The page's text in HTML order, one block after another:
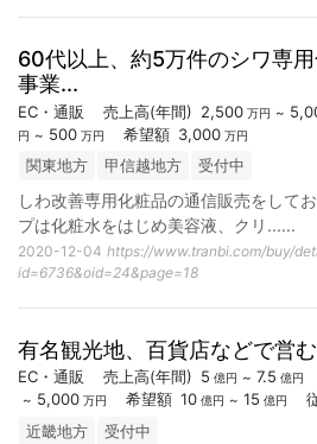
60代以上、約5万件のシワ専
事業...
EC・通販 売上高(年間) 2,500 万円 ~
円 ~ 500 万円 希望額 3,000 万円
関東地方 甲信越地方 受付中
しわ改善専用化粧品の通信販売をして
プは化粧水をはじめ美容液、クリ......
2020-12-04 https://www.tranbi.com/buy/
id=6736&oid=24&page=18
有名観光地、百貨店などで営
EC・通販 売上高(年間) 5 億円 ~ 7.5 億円
~ 5,000 万円 希望額 10 億円 ~ 15 億円
近畿地方 受付中